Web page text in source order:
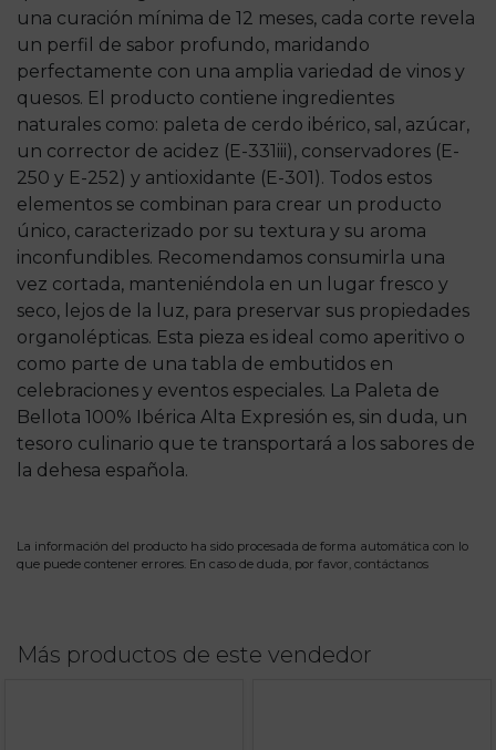
una curación mínima de 12 meses, cada corte revela
un perfil de sabor profundo, maridando
perfectamente con una amplia variedad de vinos y
quesos. El producto contiene ingredientes
naturales como: paleta de cerdo ibérico, sal, azúcar,
un corrector de acidez (E-331iii), conservadores (E-
250 y E-252) y antioxidante (E-301). Todos estos
elementos se combinan para crear un producto
único, caracterizado por su textura y su aroma
inconfundibles. Recomendamos consumirla una
vez cortada, manteniéndola en un lugar fresco y
seco, lejos de la luz, para preservar sus propiedades
organolépticas. Esta pieza es ideal como aperitivo o
como parte de una tabla de embutidos en
celebraciones y eventos especiales. La Paleta de
Bellota 100% Ibérica Alta Expresión es, sin duda, un
tesoro culinario que te transportará a los sabores de
la dehesa española.
La información del producto ha sido procesada de forma automática con lo
que puede contener errores. En caso de duda, por favor, contáctanos
Más productos de este vendedor